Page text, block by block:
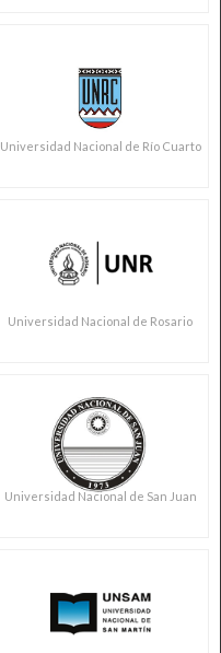
Universidad Nacional de Río Cuarto
Universidad Nacional de Rosario
Universidad Nacional de San Juan